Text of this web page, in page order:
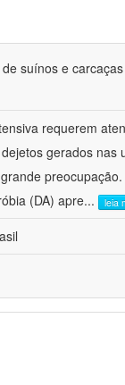
suínos e
requerem
gerados nas
preocupação.
(DA) apre... leia